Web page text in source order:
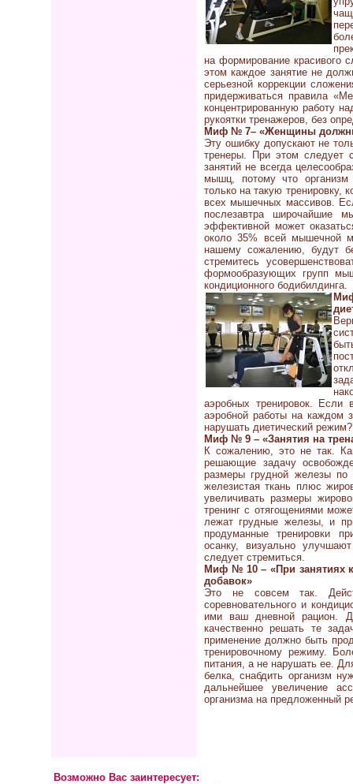
на формирование красивого
этом каждое занятие не
серьезной коррекции
придерживаться правила
концентрированную работу
рукоятки тренажеров, без
Миф № 7– «Женщины должны
Эту ошибку допускают не
тренеры. При этом следует
занятий не всегда
мышц, потому что организм
только на такую тренировку,
всех мышечных массивов.
послезавтра широчайшие
эффективной может
около 35% всей мышечной
нашему сожалению, будут
стремитесь
формообразующих групп
кондиционного бодибилдинга.
аэробных тренировок.
аэробной работы на каждом
нарушать диетический режим?
Миф № 9 – «Занятия на
К сожалению, это не так.
решающие задачу
размеры грудной железы по
железистая ткань плюс
увеличивать размеры
тренинг с отягощениями
лежат грудные железы, и
продуманные тренировки
осанку, визуально
следует стремиться.
Миф № 10 – «При занятиях
добавок»
Это не совсем так.
соревновательного и
ими ваш дневной рацион.
качественно решать те
применение должно быть
тренировочному режиму.
питания, а не нарушать ее.
белка, снабдить организм
дальнейшее увеличение
организма на предложенный
Возможно Вас заинтересует: